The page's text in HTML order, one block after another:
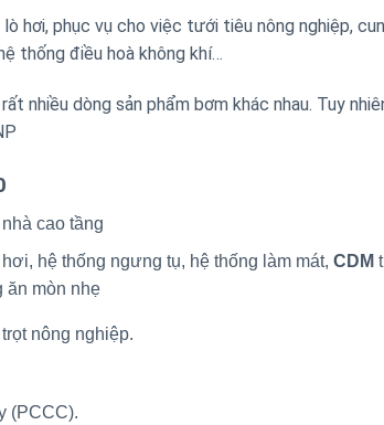
hơi, phục vụ cho việc tưới tiêu nông nghiệp,
thống điều hoà không khí…
nhiều dòng sản phẩm bơm khác nhau. Tuy
cao tầng
hệ thống ngưng tụ, hệ thống làm mát, CDM
ăn mòn nhẹ
nông nghiệp.
(PCCC).